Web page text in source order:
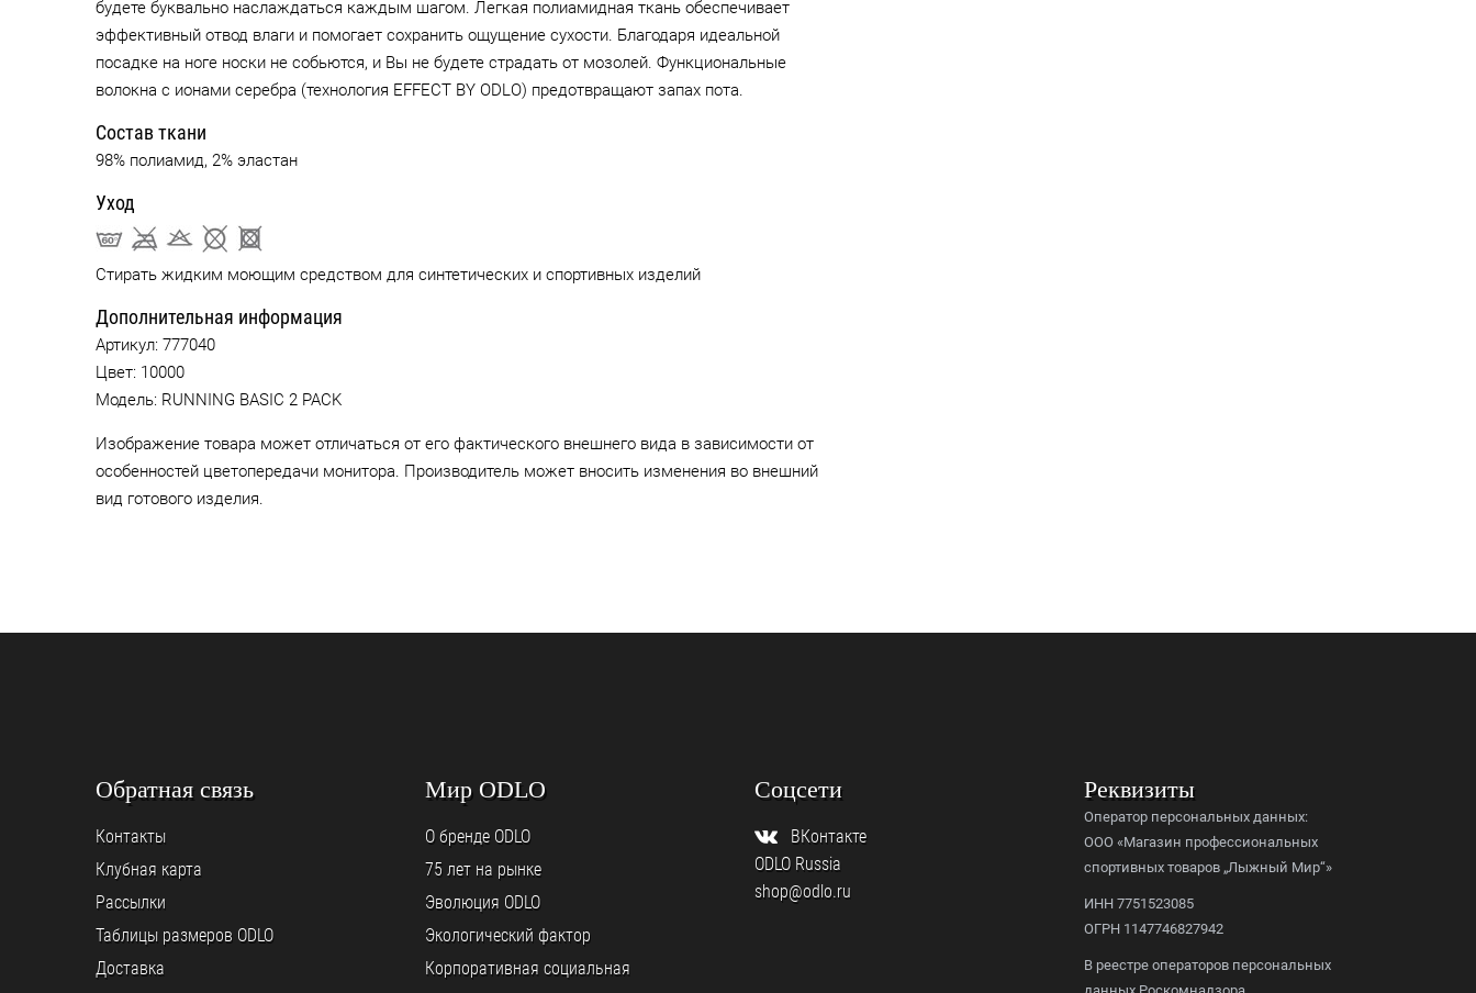
будете буквально наслаждаться каждым шагом. Легкая полиамидная ткань обеспечивает
эффективный отвод влаги и помогает сохранить ощущение сухости. Благодаря идеальной
посадке на ноге носки не собьются, и Вы не будете страдать от мозолей. Функциональные
волокна с ионами серебра (технология EFFECT BY ODLO) предотвращают запах пота.
Состав ткани
98% полиамид, 2% эластан
Уход
Стирать жидким моющим средством для синтетических и спортивных изделий
Дополнительная информация
Артикул: 777040
Цвет: 10000
Модель: RUNNING BASIC 2 PACK
Изображение товара может отличаться от его фактического внешнего вида в зависимости от
особенностей цветопередачи монитора. Производитель может вносить изменения во внешний
вид готового изделия.
Обратная связь
Контакты
Клубная карта
Рассылки
Таблицы размеров ODLO
Доставка
Мир ODLO
О бренде ODLO
75 лет на рынке
Эволюция ODLO
Экологический фактор
Корпоративная социальная
Соцсети
ВКонтакте
ODLO Russia
shop@odlo.ru
Реквизиты
Оператор персональных данных:
ООО «Магазин профессиональных
спортивных товаров „Лыжный Мир“»
ИНН 7751523085
ОГРН 1147746827942
В реестре операторов персональных